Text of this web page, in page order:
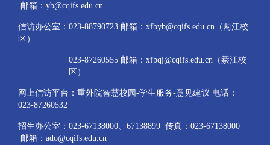
邮箱：yb@cqifs.edu.cn
信访办公室：023-88790723 邮箱：xfbyb@cqifs.edu.cn（两江校
区）
023-87260555 邮箱：xfbqj@cqifs.edu.cn（綦江校
区）
网上信访平台：重外院智慧校园-学生服务-意见建议 电话：
023-87260532
招生办公室：023-67138000、67138899 传真：023-67138000
邮箱：ado@cqifs.edu.cn